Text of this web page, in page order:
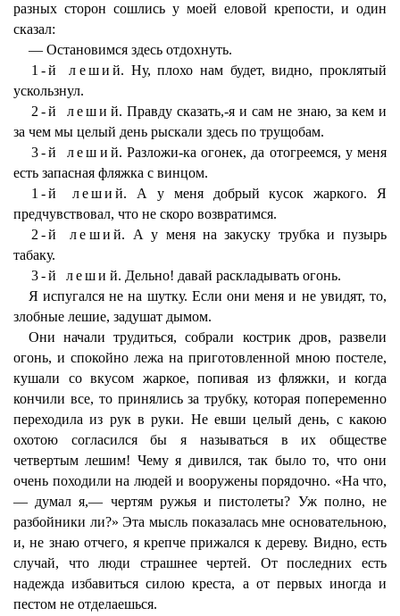
разных сторон сошлись у моей еловой крепости, и один
сказал:
— Остановимся здесь отдохнуть.
1-й леший. Ну, плохо нам будет, видно, проклятый
ускользнул.
2-й леший. Правду сказать,-я и сам не знаю, за кем и
за чем мы целый день рыскали здесь по трущобам.
3-й леший. Разложи-ка огонек, да отогреемся, у меня
есть запасная фляжка с винцом.
1-й леший. А у меня добрый кусок жаркого. Я
предчувствовал, что не скоро возвратимся.
2-й леший. А у меня на закуску трубка и пузырь
табаку.
3-й леший. Дельно! давай раскладывать огонь.
Я испугался не на шутку. Если они меня и не увидят, то,
злобные лешие, задушат дымом.
Они начали трудиться, собрали кострик дров, развели
огонь, и спокойно лежа на приготовленной мною постеле,
кушали со вкусом жаркое, попивая из фляжки, и когда
кончили все, то принялись за трубку, которая попеременно
переходила из рук в руки. Не евши целый день, с какою
охотою согласился бы я называться в их обществе
четвертым лешим! Чему я дивился, так было то, что они
очень походили на людей и вооружены порядочно. «На что,
— думал я,— чертям ружья и пистолеты? Уж полно, не
разбойники ли?» Эта мысль показалась мне основательною,
и, не знаю отчего, я крепче прижался к дереву. Видно, есть
случай, что люди страшнее чертей. От последних есть
надежда избавиться силою креста, а от первых иногда и
пестом не отделаешься.